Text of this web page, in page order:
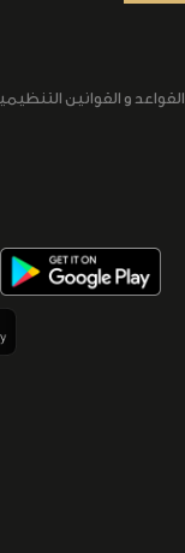
القواعد و القوانين